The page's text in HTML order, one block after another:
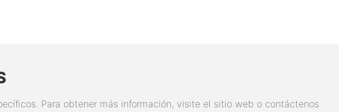
Para obtener más información, visite el sitio web o contáctenos